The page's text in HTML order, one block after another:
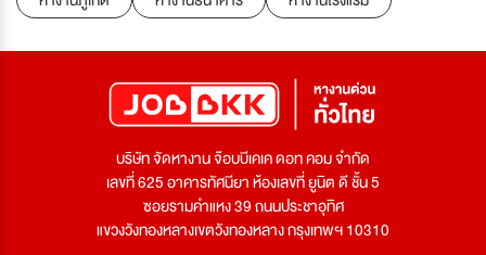
บริษัท จัดหางาน จ๊อบบีเคเค ดอท คอม จำกัด
เลขที่ 625 อาคารทัศนียา ห้องเลขที่ ยูนิต ดี ชั้น 5
ซอยรามคำแหง 39 ถนนประชาอุทิศ
แขวงวังทองหลางเขตวังทองหลาง กรุงเทพฯ 10310